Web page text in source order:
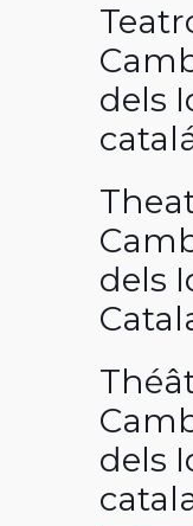
dels
dels
dels